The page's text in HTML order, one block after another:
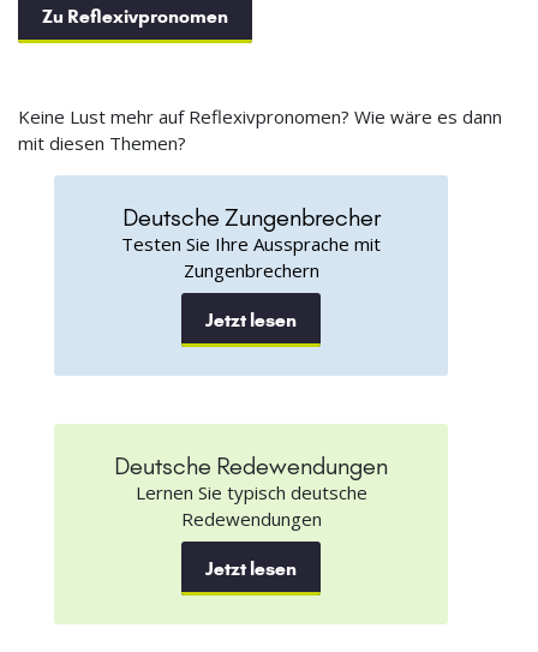
Zu Reflexivpronomen
Keine Lust mehr auf Reflexivpronomen? Wie wäre es dann
mit diesen Themen?
Deutsche Zungenbrecher
Testen Sie Ihre Aussprache mit
Zungenbrechern
Jetzt lesen
Deutsche Redewendungen
Lernen Sie typisch deutsche
Redewendungen
Jetzt lesen